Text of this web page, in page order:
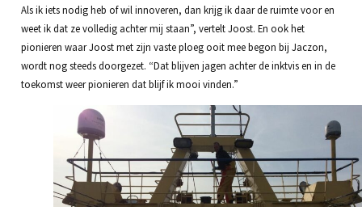
Als ik iets nodig heb of wil innoveren, dan krijg ik daar de ruimte voor en
weet ik dat ze volledig achter mij staan”, vertelt Joost. En ook het
pionieren waar Joost met zijn vaste ploeg ooit mee begon bij Jaczon,
wordt nog steeds doorgezet. “Dat blijven jagen achter de inktvis en in de
toekomst weer pionieren dat blijf ik mooi vinden.”